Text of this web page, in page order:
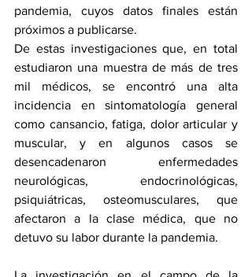
pandemia, cuyos datos finales están
próximos a publicarse.
De estas investigaciones que, en total
estudiaron una muestra de más de tres
mil médicos, se encontró una alta
incidencia en sintomatología general
como cansancio, fatiga, dolor articular y
muscular, y en algunos casos se
desencadenaron enfermedades
neurológicas, endocrinológicas,
psiquiátricas, osteomusculares, que
afectaron a la clase médica, que no
detuvo su labor durante la pandemia.